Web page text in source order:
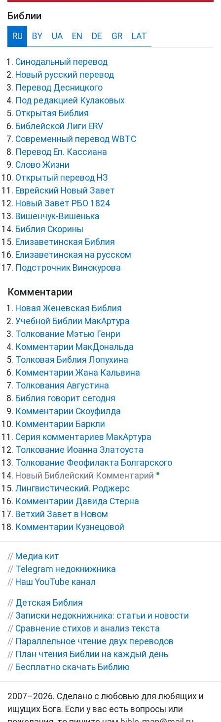
Библии
RU BY UA EN DE GR LAT
Синодальный перевод
Новый русский перевод
Перевод Десницкого
Под редакцией Кулаковых
Открытая Библия
Библейской Лиги ERV
Cовременный перевод WBTC
Перевод Еп. Кассиана
Слово Жизни
Открытый перевод НЗ
Еврейский Новый Завет
Новый Завет РБО 1824
Вишенчук-Вишенька
Библия Скорины
Елизаветинская Библия
Елизаветинская на русском
Подстрочник Винокурова
Комментарии
Новая Женевская Библия
Учебной Библии МакАртура
Толкование Мэтью Генри
Комментарии МакДональда
Толковая Библия Лопухина
Комментарии Жана Кальвина
Толкования Августина
Библия говорит сегодня
Комментарии Скоуфилда
Комментарии Баркли
Серия комментариев МакАртура
Толкование Иоанна Златоуста
Толкование Феофилакта Болгарского
Новый Библейский Комментарий ●
Лингвистический. Роджерс
Комментарии Давида Стерна
Ветхий Завет в Новом
Комментарии Кузнецовой
// Медиа кит
// Telegram недокнижника
// Наш YouTube канал
// Детская Библия
// Записки недокнижника: статьи и новости
// Сравнение стихов и анализ текста
// Параллельное чтение двух переводов
// План чтения Библии на каждый день
// Бесплатно скачать Библию
2007–2026. Сделано с любовью для любящих и
ищущих Бога. Если у вас есть вопросы или